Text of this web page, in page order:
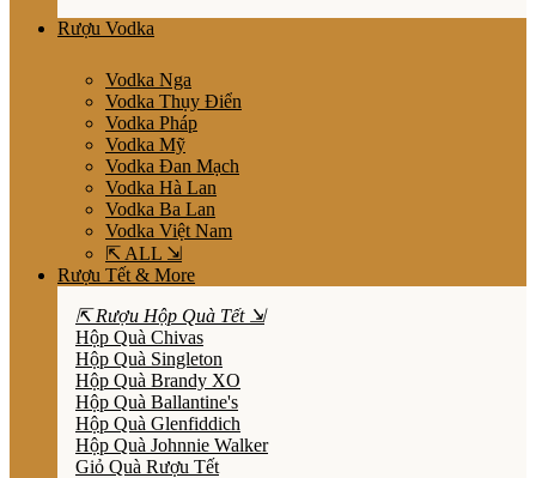
Rượu Vodka
Vodka Nga
Vodka Thụy Điển
Vodka Pháp
Vodka Mỹ
Vodka Đan Mạch
Vodka Hà Lan
Vodka Ba Lan
Vodka Việt Nam
⇱ ALL ⇲
Rượu Tết & More
⇱ Rượu Hộp Quà Tết ⇲
Hộp Quà Chivas
Hộp Quà Singleton
Hộp Quà Brandy XO
Hộp Quà Ballantine's
Hộp Quà Glenfiddich
Hộp Quà Johnnie Walker
Giỏ Quà Rượu Tết